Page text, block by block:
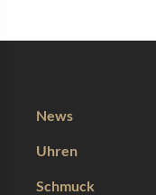
News
Uhren
Schmuck